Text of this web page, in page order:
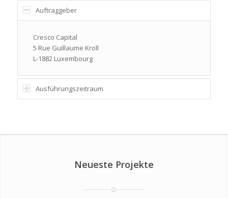
Auftraggeber
Cresco Capital
5 Rue Guillaume Kroll
L-1882 Luxembourg
Ausführungszeitraum
Neueste Projekte